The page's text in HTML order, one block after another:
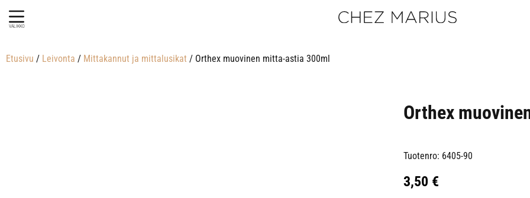
VALIKKO
Etusivu / Leivonta / Mittakannut ja mittalusikat / Orthex muovinen mitta-astia 300ml
Orthex
Tuotenro: 6405-90
3,50 €